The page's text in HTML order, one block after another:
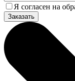
Я согласен на
Заказать